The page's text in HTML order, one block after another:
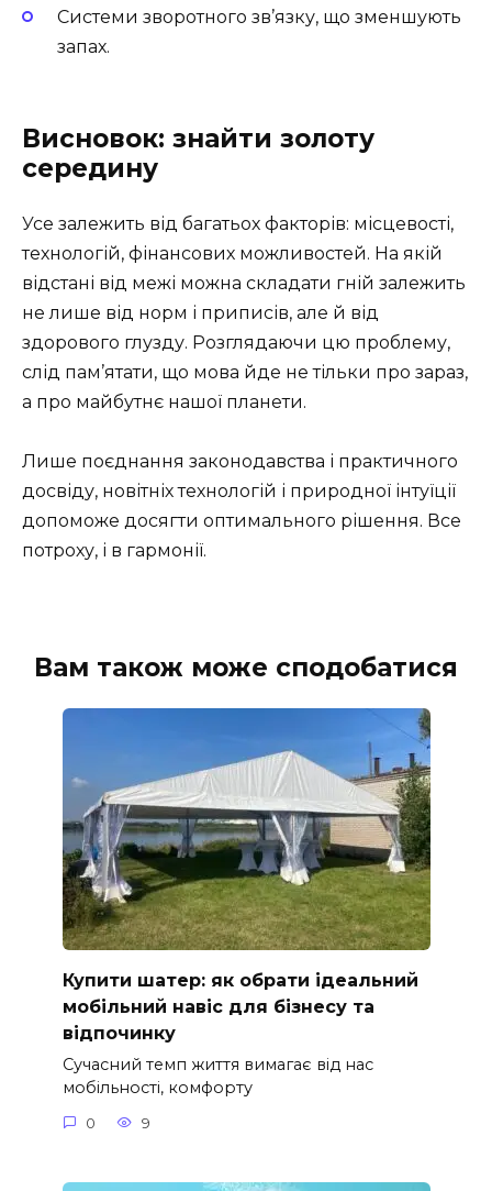
Системи зворотного зв’язку, що зменшують
запах.
Висновок: знайти золоту
середину
Усе залежить від багатьох факторів: місцевості,
технологій, фінансових можливостей. На якій
відстані від межі можна складати гній залежить
не лише від норм і приписів, але й від
здорового глузду. Розглядаючи цю проблему,
слід пам’ятати, що мова йде не тільки про зараз,
а про майбутнє нашої планети.
Лише поєднання законодавства і практичного
досвіду, новітніх технологій і природної інтуїції
допоможе досягти оптимального рішення. Все
потроху, і в гармонії.
Вам також може сподобатися
Купити шатер: як обрати ідеальний
мобільний навіс для бізнесу та
відпочинку
Сучасний темп життя вимагає від нас
мобільності, комфорту
0 9